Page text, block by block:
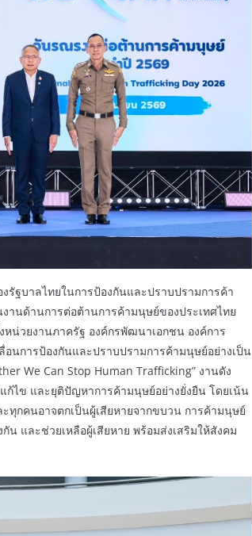
ฐบาลไทยในการป้องกันและปราบปรามการค้า
านด้านการต่อต้านการค้ามนุษย์ของประเทศไทย
น่วยงานภาครัฐ องค์กรพัฒนาเอกชน องค์การ
นการป้องกันและปราบปรามการค้ามนุษย์อย่างเป็น
We Can Stop Human Trafficking” งานดัง
ไข และยุติปัญหาการค้ามนุษย์อย่างยั่งยืน โดยเน้น
ทุกคนอาจตกเป็นผู้เสียหายจากขบวน การค้ามนุษย์
น และช่วยเหลือผู้เสียหาย พร้อมส่งเสริมให้สังคม